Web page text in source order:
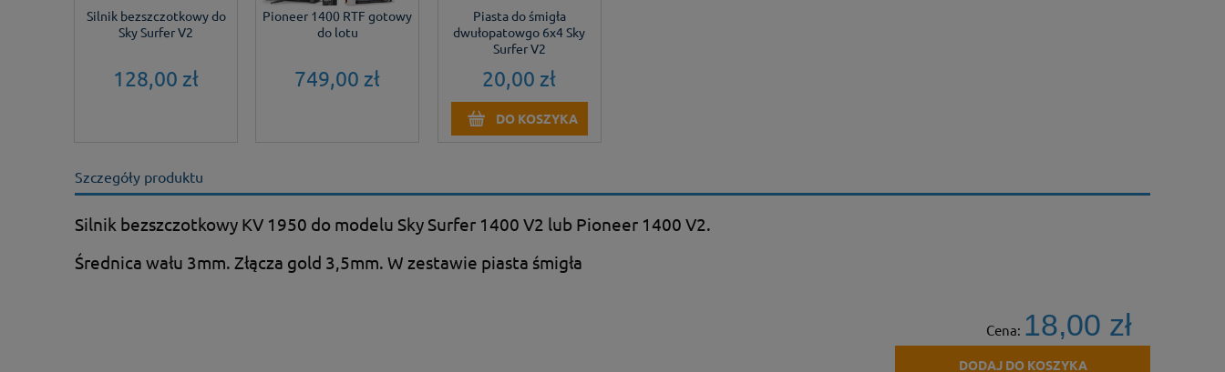
Silnik bezszczotkowy do
Sky Surfer V2
128,00 zł
Pioneer 1400 RTF gotowy
do lotu
749,00 zł
Piasta do śmigła
dwułopatowgo 6x4 Sky
Surfer V2
20,00 zł
DO KOSZYKA
Szczegóły produktu
Silnik bezszczotkowy KV 1950 do modelu Sky Surfer 1400 V2 lub Pioneer 1400 V2.
Średnica wału 3mm. Złącza gold 3,5mm. W zestawie piasta śmigła
Cena: 18,00 zł
DODAJ DO KOSZYKA